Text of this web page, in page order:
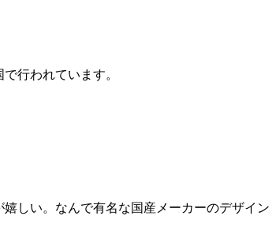
行われています。
しい。なんで有名な国産メーカーのデザイン